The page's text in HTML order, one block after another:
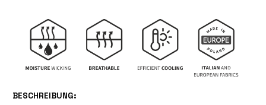
BESCHREIBUNG: